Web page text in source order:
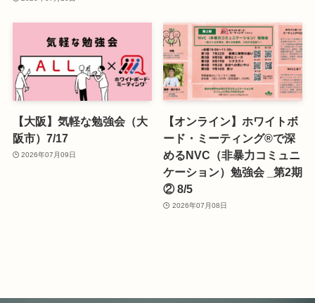
【大阪】気軽な勉強会（大
阪市）7/17
2026年07月09日
【オンライン】ホワイトボ
ード・ミーティング®で深
めるNVC（非暴力コミュニ
ケーション）勉強会 _第2期
② 8/5
2026年07月08日